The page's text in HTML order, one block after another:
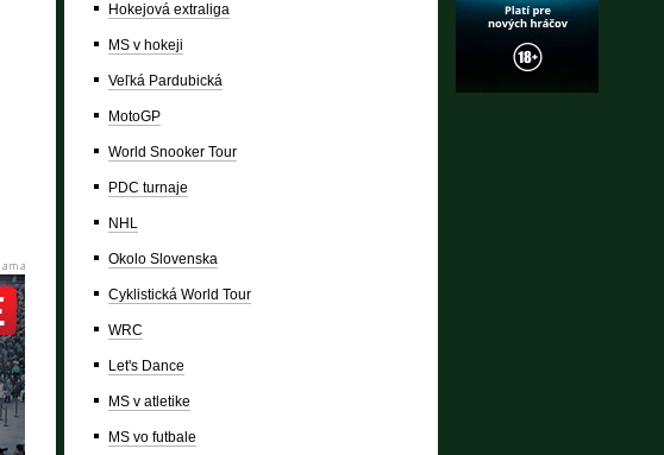
Hokejová extraliga
MS v hokeji
Veľká Pardubická
MotoGP
World Snooker Tour
PDC turnaje
NHL
Okolo Slovenska
Cyklistická World Tour
WRC
Let's Dance
MS v atletike
MS vo futbale